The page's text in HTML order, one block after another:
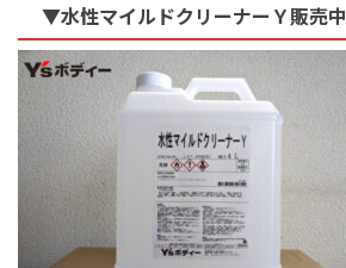
▼水性マイルドクリーナーＹ販売中